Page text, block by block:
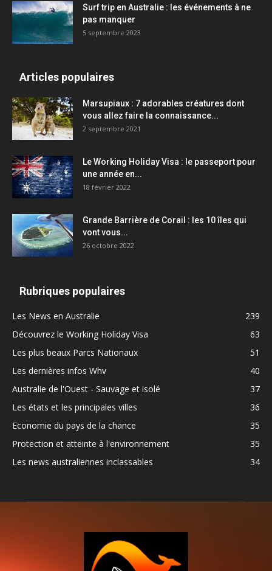
Surf trip en Australie : les événements à ne
pas manquer
5 septembre 2023
Articles populaires
Marsupiaux : 7 adorables créatures dont
vous allez faire la connaissance...
2 septembre 2021
Le Working Holiday Visa : le passeport pour
une année en...
18 février 2022
Grande Barrière de Corail : les 10 îles qui
vont vous...
26 octobre 2022
Rubriques populaires
Les News en Australie
239
Découvrez le Working Holiday Visa
63
Les plus beaux Parcs Nationaux
51
Les dernières infos Whv
40
Australie de l'Ouest - Sauvage et isolé
37
Les états et les principales villes
36
Economie du pays de la chance
35
Protection et atteinte à l'environnement
35
Les news australiennes inclassables
34